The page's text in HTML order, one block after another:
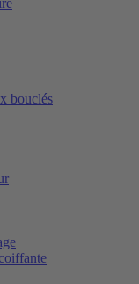
bouclés